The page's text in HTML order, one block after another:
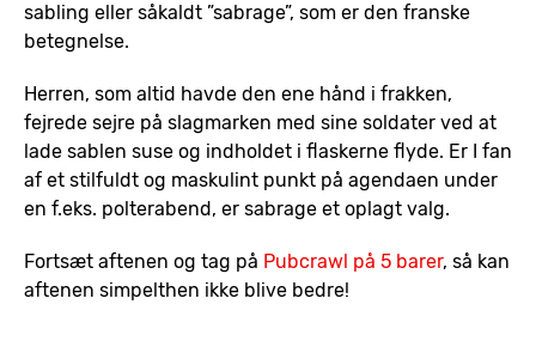
sabling eller såkaldt ”sabrage”, som er den franske
betegnelse.
Herren, som altid havde den ene hånd i frakken,
fejrede sejre på slagmarken med sine soldater ved at
lade sablen suse og indholdet i flaskerne flyde. Er I fan
af et stilfuldt og maskulint punkt på agendaen under
en f.eks. polterabend, er sabrage et oplagt valg.
Fortsæt aftenen og tag på Pubcrawl på 5 barer, så kan
aftenen simpelthen ikke blive bedre!